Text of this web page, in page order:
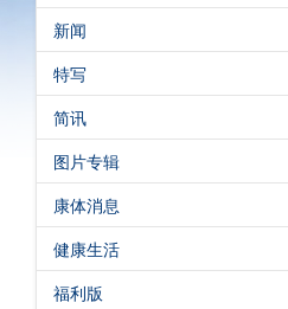
警务处主页
繁體版
English
新闻
特写
简讯
图片专辑
康体消息
健康生活
福利版